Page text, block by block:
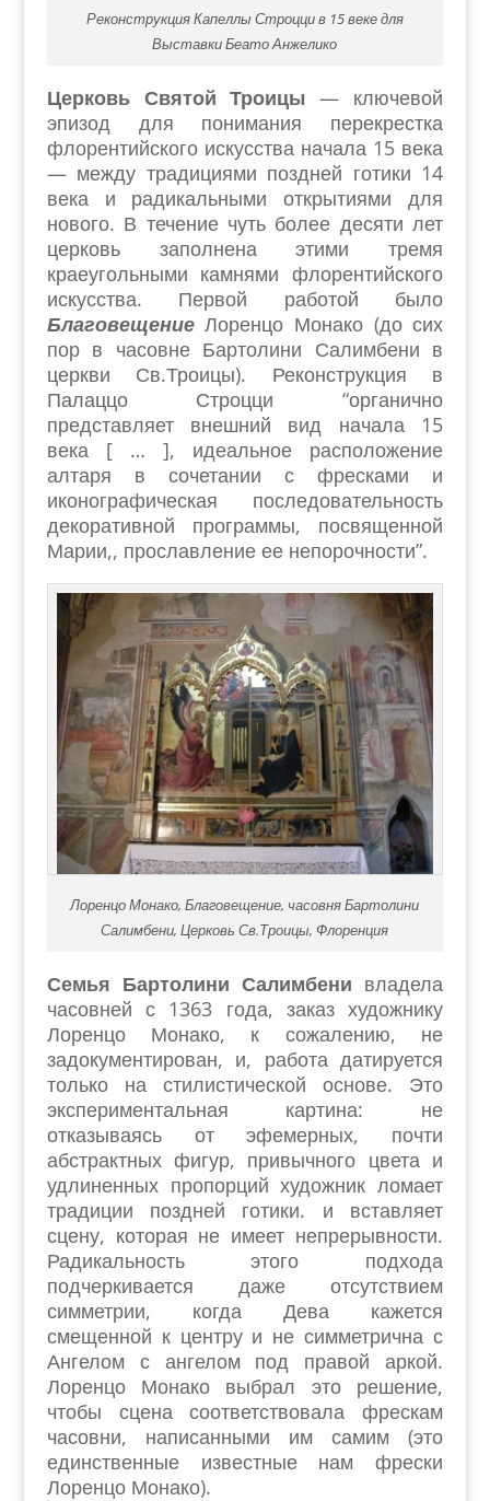
Реконструкция Капеллы Строцци в 15 веке для
Выставки Беато Анжелико
Церковь Святой Троицы— ключевой
эпизод для понимания перекрестка
флорентийского искусства начала 15 века
— между традициями поздней готики 14
века и радикальными открытиями для
нового. В течение чуть более десяти лет
церковь заполнена этими тремя
краеугольными камнями флорентийского
искусства. Первой работой было
БлаговещениеЛоренцо Монако (до сих
пор в часовне Бартолини Салимбени в
церкви Св.Троицы). Реконструкция в
Палаццо Строцци “органично
представляет внешний вид начала 15
века [ … ], идеальное расположение
алтаря в сочетании с фресками и
иконографическая последовательность
декоративной программы, посвященной
Марии,, прославление ее непорочности”.
Лоренцо Монако, Благовещение, часовня Бартолини
Салимбени, Церковь Св.Троицы, Флоренция
Семья Бартолини Салимбени владела
часовней с 1363 года, заказ художнику
Лоренцо Монако, к сожалению, не
задокументирован, и, работа датируется
только на стилистической основе. Это
экспериментальная картина: не
отказываясь от эфемерных, почти
абстрактных фигур, привычного цвета и
удлиненных пропорций художник ломает
традиции поздней готики. и вставляет
сцену, которая не имеет непрерывности.
Радикальность этого подхода
подчеркивается даже отсутствием
симметрии, когда Дева кажется
смещенной к центру и не симметрична с
Ангелом с ангелом под правой аркой.
Лоренцо Монако выбрал это решение,
чтобы сцена соответствовала фрескам
часовни, написанными им самим (это
единственные известные нам фрески
Лоренцо Монако).